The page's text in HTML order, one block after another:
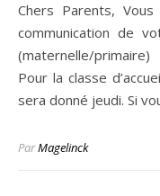
Chers Parents, Vous recevrez ce jour, via la farde de
communication de
(maternelle/
Pour la classe
sera donné jeudi. Si
ParMagelinck